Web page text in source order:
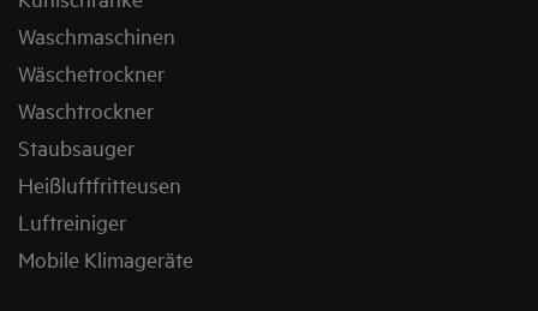
Waschmaschinen
Wäschetrockner
Waschtrockner
Staubsauger
Heißluftfritteusen
Luftreiniger
Mobile Klimageräte